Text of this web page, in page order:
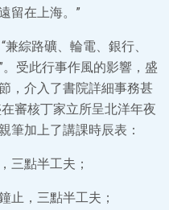
留在上海。”
綜路礦、輪電、銀行、
受此行事作風的影響，盛
，介入了書院詳細事務甚
審核丁家立所呈北洋年夜
筆加上了講課時辰表：
三點半工夫；
止，三點半工夫；